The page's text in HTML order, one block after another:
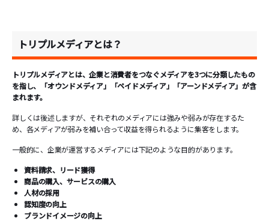
トリプルメディアとは？
トリプルメディアとは、企業と消費者をつなぐメディアを3つに分類したもの
を指し、「オウンドメディア」「ペイドメディア」「アーンドメディア」が含
まれます。
詳しくは後述しますが、それぞれのメディアには強みや弱みが存在するた
め、各メディアが弱みを補い合って収益を得られるように集客をします。
一般的に、企業が運営するメディアには下記のような目的があります。
資料請求、リード獲得
商品の購入、サービスの購入
人材の採用
認知度の向上
ブランドイメージの向上